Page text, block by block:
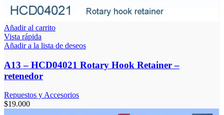
Añadir al carrito
Vista rápida
Añadir a la lista de deseos
A13 – HCD04021 Rotary Hook Retainer –
retenedor
Repuestos y Accesorios
$19.000